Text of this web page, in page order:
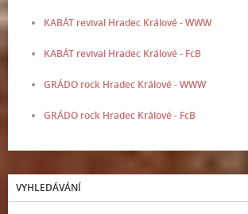
KABÁT revival Hradec Králové - WWW
KABÁT revival Hradec Králové - FcB
GRÁDO rock Hradec Králové - WWW
GRÁDO rock Hradec Králové - FcB
VYHLEDÁVÁNÍ